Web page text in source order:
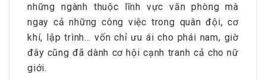
những ngành thuộc lĩnh vực văn phòng mà
ngay cả những công việc trong quân đội, cơ
khí, lập trình… vốn chỉ ưu ái cho phái nam, giờ
đây cũng đã dành cơ hội cạnh tranh cả cho nữ
giới.